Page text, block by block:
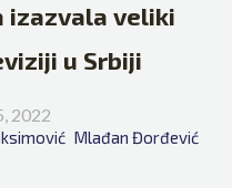
izazvala veliki
u Srbiji
2022
Mlađan Đorđević